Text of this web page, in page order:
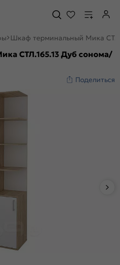
Шкаф терминальный Мика
СТЛ.165.13 Дуб сонома/
Поделиться